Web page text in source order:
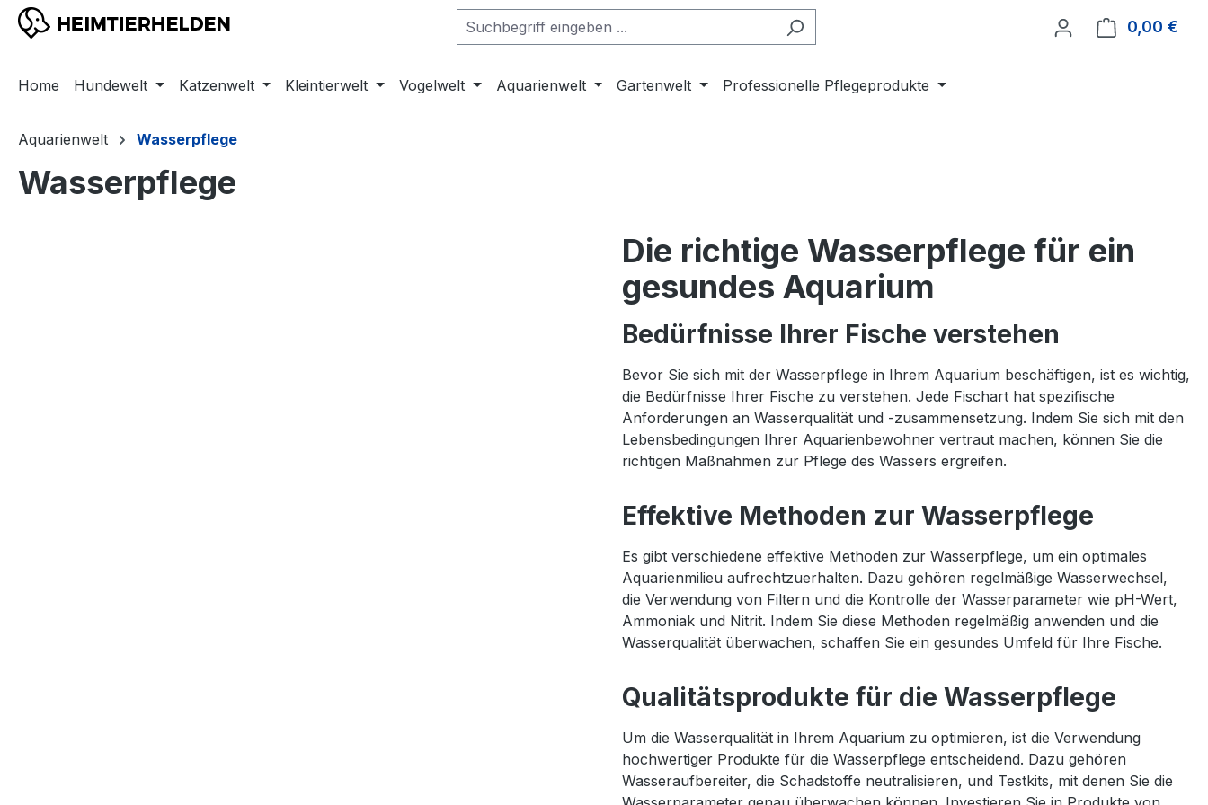
Hauptinhalt springen
Zur Suche springen
Zur Hauptnavigation springen 0,00 €
Home Hundewelt Katzenwelt Kleintierwelt Vogelwelt Aquarienwelt Gartenwelt Professionelle Pflegeprodukte
Aquarienwelt Wasserpflege
Wasserpflege
Die richtige Wasserpflege für ein
gesundes Aquarium
Bedürfnisse Ihrer Fische verstehen
Bevor Sie sich mit der Wasserpflege in Ihrem Aquarium beschäftigen, ist es wichtig,
die Bedürfnisse Ihrer Fische zu verstehen. Jede Fischart hat spezifische
Anforderungen an Wasserqualität und -zusammensetzung. Indem Sie sich mit den
Lebensbedingungen Ihrer Aquarienbewohner vertraut machen, können Sie die
richtigen Maßnahmen zur Pflege des Wassers ergreifen.
Effektive Methoden zur Wasserpflege
Es gibt verschiedene effektive Methoden zur Wasserpflege, um ein optimales
Aquarienmilieu aufrechtzuerhalten. Dazu gehören regelmäßige Wasserwechsel,
die Verwendung von Filtern und die Kontrolle der Wasserparameter wie pH-Wert,
Ammoniak und Nitrit. Indem Sie diese Methoden regelmäßig anwenden und die
Wasserqualität überwachen, schaffen Sie ein gesundes Umfeld für Ihre Fische.
Qualitätsprodukte für die Wasserpflege
Um die Wasserqualität in Ihrem Aquarium zu optimieren, ist die Verwendung
hochwertiger Produkte für die Wasserpflege entscheidend. Dazu gehören
Wasseraufbereiter, die Schadstoffe neutralisieren, und Testkits, mit denen Sie die